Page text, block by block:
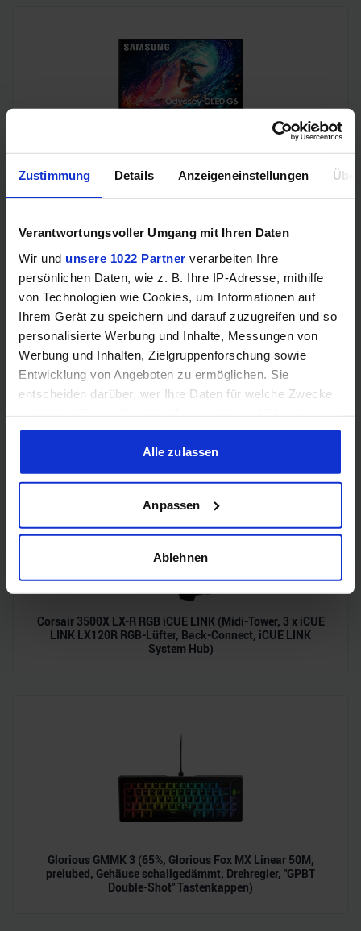
Zustimmung Details Anzeigeneinstellungen
Verantwortungsvoller Umgang mit Ihren Daten
Wir und unsere 1022 Partner verarbeiten Ihre
persönlichen Daten, wie z. B. Ihre IP-Adresse, mithilfe
von Technologien wie Cookies, um Informationen auf
Ihrem Gerät zu speichern und darauf zuzugreifen und so
personalisierte Werbung und Inhalte, Messungen von
Werbung und Inhalten, Zielgruppenforschung sowie
Entwicklung von Angeboten zu ermöglichen. Sie
entscheiden darüber, wer Ihre Daten für welche Zwecke
Cookie-Erklärung oder durch Klicken auf das Privacy
Trigger Symbol ändern oder widerrufen
Informationen über Ihre geografische Lage erfassen,
welche bis auf einige Meter genau sein können
Ihr Gerät durch aktives Scannen nach bestimmten
Erfahren Sie mehr darüber, wie Ihre persönlichen Daten
Abschnitt Einzelheitenfest.
Verwendung unserer Website an unsere Partner für
Partner führen diese Informationen möglicherweise mit
weiteren Daten zusammen, die Sie ihnen bereitgestellt
haben oder die sie im Rahmen Ihrer Nutzung der Dienste
Alle zulassen
Anpassen
Ablehnen
Samsung Odyssey OLED G6 (240Hz, WQHD, 27", QD-OLED,
FreeSync Premium, 99% DCI-P3)
Acer Predator Ultrawide (240Hz, UWQHD, QD-OLED,
Corsair 3500X LX-R RGB iCUE LINK (Midi-Tower, 3 x iCUE
LINK LX120R RGB-Lüfter, Back-Connect, iCUE LINK
System Hub)
Glorious GMMK 3 (65%, Glorious Fox MX Linear 50M,
prelubed, Gehäuse schallgedämmt, Drehregler, "GPBT
Double-Shot" Tastenkappen)